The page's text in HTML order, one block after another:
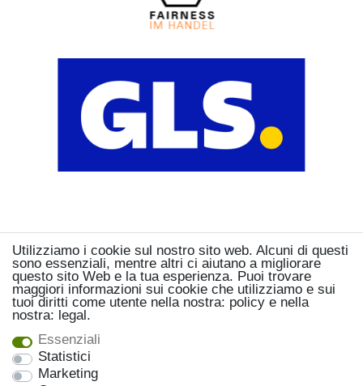
Utilizziamo i cookie sul nostro sito web. Alcuni di questi
sono essenziali, mentre altri ci aiutano a migliorare
questo sito Web e la tua esperienza. Puoi trovare
maggiori informazioni sui cookie che utilizziamo e sui
tuoi diritti come utente nella nostra: policy e nella
nostra: legal.
Essenziali
Statistici
Marketing